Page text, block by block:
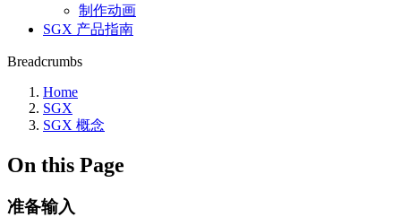
制作动画
SGX 产品指南
Breadcrumbs
Home
SGX
SGX 概念
On this Page
准备输入